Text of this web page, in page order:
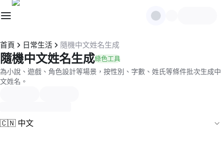
首頁 日常生活 隨機中文姓名生成
隨機中文姓名生成綠色工具
為小說、遊戲、角色設計等場景，按性別、字數、姓氏等條件批次生成中
文姓名。
🇨🇳 中文